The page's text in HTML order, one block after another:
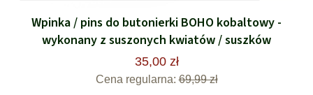
Wpinka / pins do butonierki BOHO kobaltowy -
wykonany z suszonych kwiatów / suszków
35,00 zł
Cena regularna: 69,99 zł